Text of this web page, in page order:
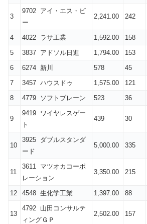
3
9702 アイ・エス・ビ
ー
2,241.00 242
4 4022 ラサ工業 1,592.00 158
5
3837 アドソル日進 1,794.00 153
6
6274 新川 578 45
7
3457 ハウスドゥ 1,575.00 121
8
4779 ソフトブレーン 523 36
9
9419 ワイヤレスゲー
ト
439 30
10
3925 ダブルスタンダ
ード
5,000.00 335
11
3611 マツオカコーポ
レーション
3,350.00 215
12 4548 生化学工業 1,397.00 88
13
4792 山田コンサルテ
ィングＧＰ
2,502.00 157